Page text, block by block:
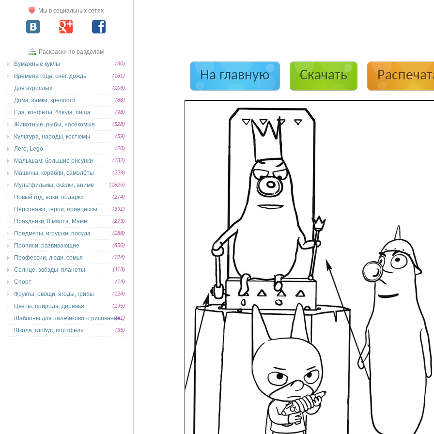
На главную Скачать
Мы в социальных сетях
Раскраски по разделам
Бумажные куклы
(30)
Времена года, снег, дождь (181)
Для взрослых (106)
Дома, замки, крепости (88)
Еда, конфеты, блюда, пища (98)
Животные, рыбы, насекомые (528)
Культура, народы, костюмы (59)
Лего, Lego (20)
Малышам, большие рисунки (132)
Машины, корабли, самолёты (229)
Мультфильмы, сказки, аниме (1825)
Новый год, елки, подарки (274)
Персонажи, герои, принцессы (391)
Праздники, 8 марта, Маме (273)
Предметы, игрушки, посуда (188)
Прописи, развивающие (856)
Профессии, люди, семья (124)
Солнце, звёзды, планеты (113)
Спорт (14)
Фрукты, овощи, ягоды, грибы (124)
Цветы, природа, деревья (195)
Шаблоны для пальчикового рисования(81)
Школа, глобус, портфель (35)